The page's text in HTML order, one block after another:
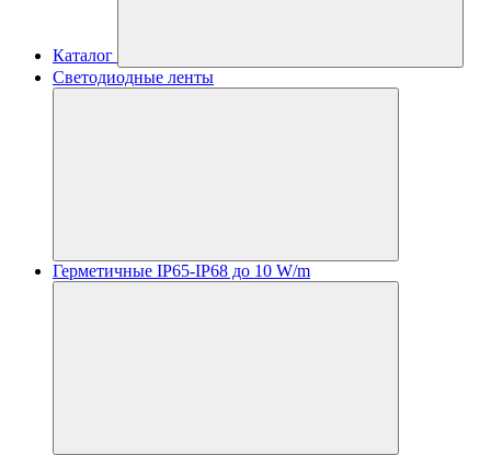
Каталог
Светодиодные ленты
Герметичные IP65-IP68 до 10 W/m